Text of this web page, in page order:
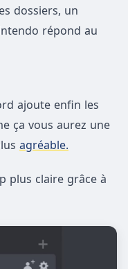
dossiers, un
répond au
ajoute enfin les
ça vous aurez une
agréable.
plus claire grâce à